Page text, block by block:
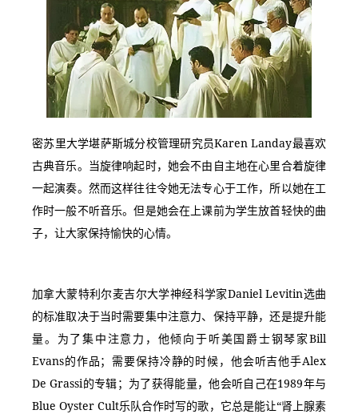
密苏里大学堪萨斯城分校管理研究员Karen Landay最喜欢
古典音乐。当旋律响起时，她会不由自主地在心里合着旋律
一起演奏。然而这样往往令她无法专心于工作，所以她在工
作时一般不听音乐。但是她会在上课前为学生放首轻快的曲
子，让大家保持愉快的心情。
加拿大蒙特利尔麦吉尔大学神经科学家Daniel Levitin选曲
的标准取决于当时需要集中注意力、保持平静，还是提升能
量。为了集中注意力，他倾向于听美国爵士钢琴家Bill
Evans的作品；需要保持冷静的时候，他会听吉他手Alex
De Grassi的专辑；为了获得能量，他会听自己在1989年与
Blue Oyster Cult乐队合作时写的歌，它总是能让“肾上腺素